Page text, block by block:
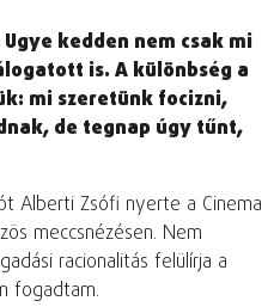
kedden nem csak mi
is. A különbség a
mi szeretünk focizni,
de tegnap úgy tűnt,
Alberti Zsófi nyerte a Cinema
meccsnézésen. Nem
racionalitás felülírja a
fogadtam.